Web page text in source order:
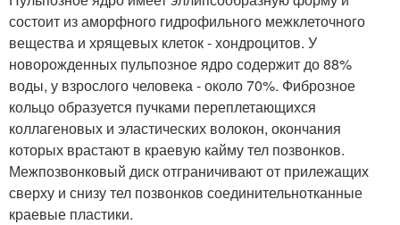
состоит из аморфного гидрофильного межклеточного
вещества и хрящевых клеток - хондроцитов. У
новорожденных пульпозное ядро содержит до 88%
воды, у взрослого человека - около 70%. Фиброзное
кольцо образуется пучками переплетающихся
коллагеновых и эластических волокон, окончания
которых врастают в краевую кайму тел позвонков.
Межпозвонковый диск отграничивают от прилежащих
сверху и снизу тел позвонков соединительнотканные
краевые пластики.